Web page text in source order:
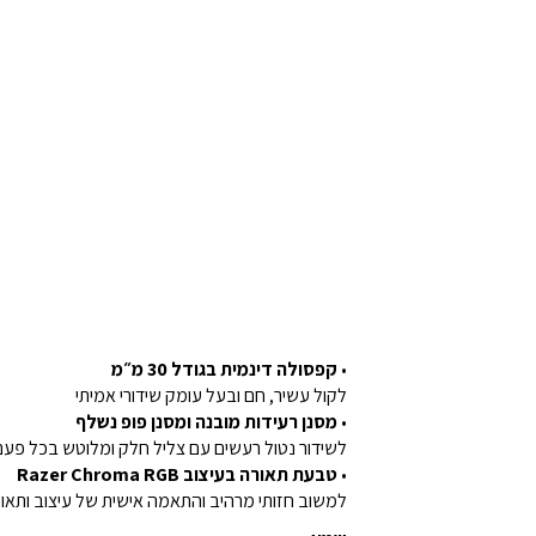
• קפסולה דינמית בגודל 30 מ״מ
לקול עשיר, חם ובעל עומק שידורי אמיתי
•מסנן רעידות מובנה ומסנן פופ נשלף
לשידור נטול רעשים עם צליל חלק ומלוטש בכל
•טבעת תאורה בעיצוב Razer Chroma RGB
למשוב חזותי מרהיב והתאמה אישית של עיצוב